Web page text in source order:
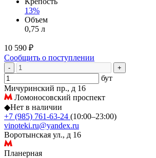
13%
Объем
0,75 л
10 590 ₽
Сообщить о поступлении
- +
бут
Мичуринский пр., д 16
Ломоносовский проспект
◆Нет в наличии
+7 (985) 761-63-24 (10:00–23:00)
vinoteki.ru@yandex.ru
Воротынская ул., д 16
Планерная